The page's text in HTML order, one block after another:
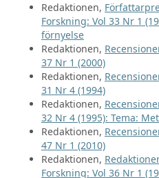
Redaktionen,
Forskning: Vol 33 Nr 1
förnyelse
Redaktionen,
37 Nr 1 (2000)
Redaktionen,
31 Nr 4 (1994)
Redaktionen,
32 Nr 4 (1995): Tema:
Redaktionen,
47 Nr 1 (2010)
Redaktionen,
Forskning: Vol 36 Nr 1